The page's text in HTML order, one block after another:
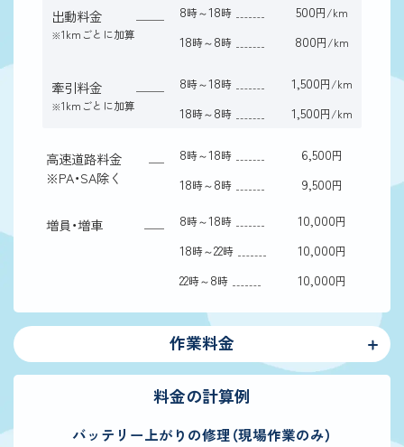
出動料金
※1kmごとに加算
8時～18時 500円/km
18時～8時 800円/km
牽引料金
※1kmごとに加算
8時～18時 1,500円/km
18時～8時 1,500円/km
高速道路料金
※PA・SA除く
8時～18時 6,500円
18時～8時 9,500円
増員・増車 8時～18時 10,000円
18時～22時 10,000円
22時～8時 10,000円
作業料金
料金の計算例
バッテリー上がりの修理（現場作業のみ）